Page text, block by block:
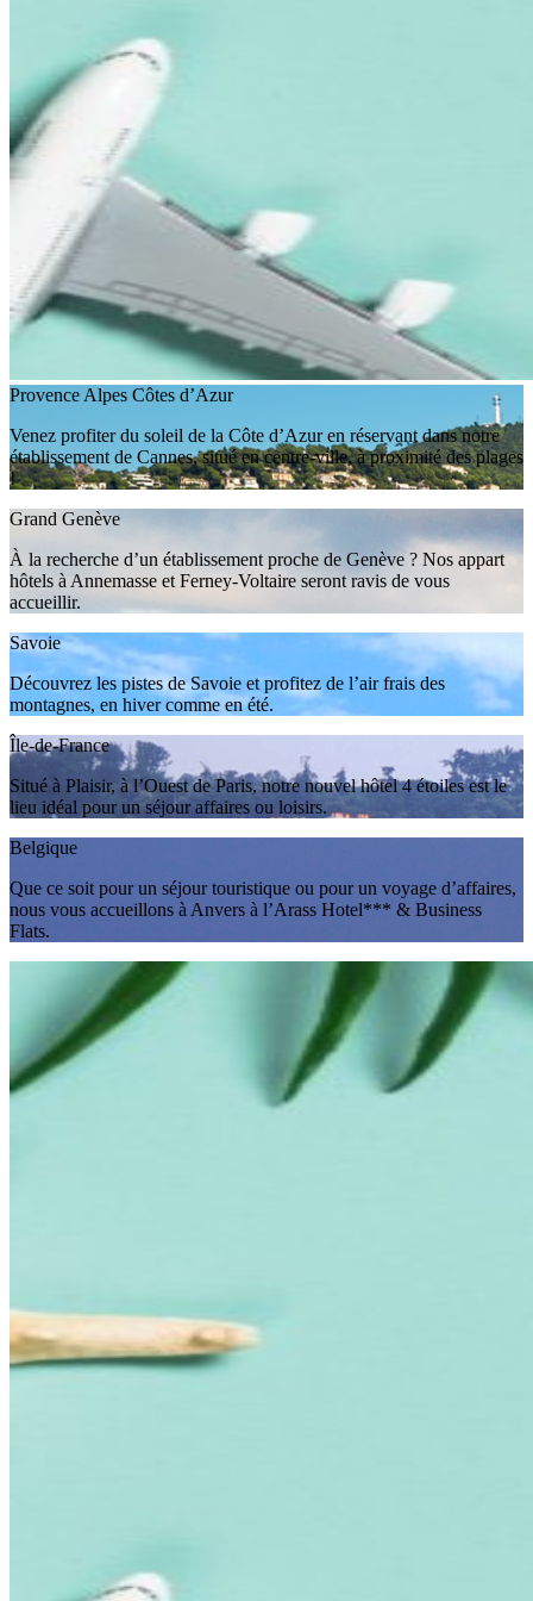
Provence Alpes Côtes d’Azur
Venez profiter du soleil de la Côte d’Azur en réservant dans notre
établissement de Cannes, situé en centre-ville, à proximité des plages
!
Grand Genève
À la recherche d’un établissement proche de Genève ? Nos appart
hôtels à Annemasse et Ferney-Voltaire seront ravis de vous
accueillir.
Savoie
Découvrez les pistes de Savoie et profitez de l’air frais des
montagnes, en hiver comme en été.
Île-de-France
Situé à Plaisir, à l’Ouest de Paris, notre nouvel hôtel 4 étoiles est le
lieu idéal pour un séjour affaires ou loisirs.
Belgique
Que ce soit pour un séjour touristique ou pour un voyage d’affaires,
nous vous accueillons à Anvers à l’Arass Hotel*** & Business
Flats.